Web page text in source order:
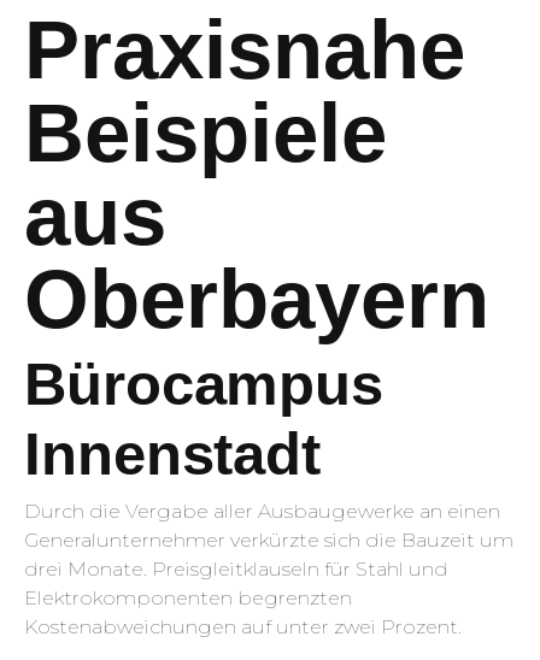
Praxisnahe
Beispiele
aus
Oberbayern
Bürocampus
Innenstadt
Durch die Vergabe aller Ausbaugewerke an einen
Generalunternehmer verkürzte sich die Bauzeit um
drei Monate. Preisgleitklauseln für Stahl und
Elektrokomponenten begrenzten
Kostenabweichungen auf unter zwei Prozent.